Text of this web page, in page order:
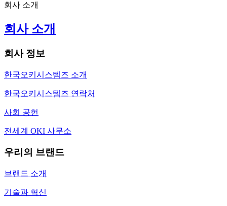
회사 소개
회사 소개
회사 정보
한국오키시스템즈 소개
한국오키시스템즈 연락처
사회 공헌
전세계 OKI 사무소
우리의 브랜드
브랜드 소개
기술과 혁신